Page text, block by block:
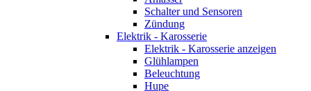
Schalter und Sensoren
Zündung
Elektrik - Karosserie
Elektrik - Karosserie anzeigen
Glühlampen
Beleuchtung
Hupe